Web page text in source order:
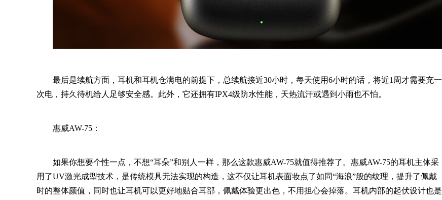
最后是续航方面，耳机和耳机仓满电的前提下，总续航接近30小时，每天使用6小时的话，将近1周才需要充一
次电，持久待机给人足够安全感。此外，它还拥有IPX4级防水性能，天热流汗或遇到小雨也不怕。
惠威AW-75：
如果你想要个性一点，不想“耳朵”和别人一样，那么这款惠威AW-75就值得推荐了。惠威AW-75的耳机主体采
用了UV激光成型技术，是传统模具无法实现的构造，这不仅让耳机表面妆点了如同“海浪”般的纹理，提升了佩戴
时的整体颜值，同时也让耳机可以更好地贴合耳部，佩戴体验更出色，不用担心会掉落。耳机内部的起伏设计也是